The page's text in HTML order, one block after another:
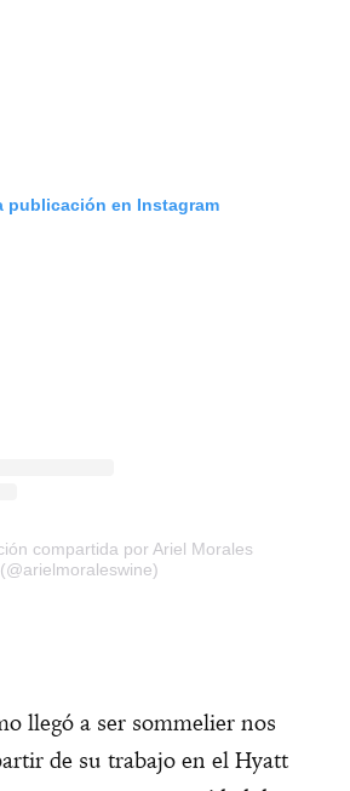
publicación en Instagram
compartida por Ariel Morales
(@arielmoraleswine)
llegó a ser sommelier nos
de su trabajo en el Hyatt